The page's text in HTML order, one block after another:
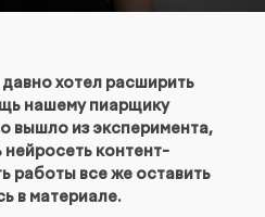
давно хотел расширить
нашему пиарщику
вышло из эксперимента,
нейросеть контент-
работы все же оставить
в материале.